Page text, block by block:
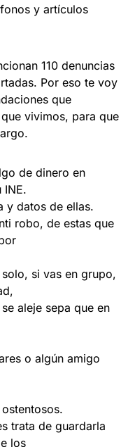
y artículos
110 denuncias
Por eso te voy
que
vivimos, para que
de dinero en
y datos de ellas.
robo, de estas que
si vas en grupo,
aleje sepa que en
o algún amigo
trata de guardarla
los